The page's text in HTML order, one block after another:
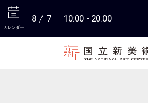
カレンダー
8 7 10:00 20:00